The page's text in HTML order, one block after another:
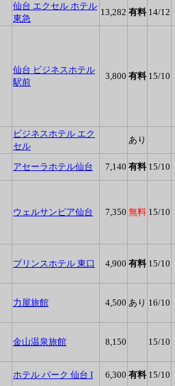
仙台 エクセル ホテル
東急
13,282 有料 14/12
仙台 ビジネスホテル
駅前
3,800 有料 15/10
ビジネスホテル エク
セル
あり
アセーラホテル仙台 7,140 有料 15/10
ウェルサンピア仙台 7,350 無料 15/10
プリンスホテル 東口 4,900 有料 15/10
力屋旅館 4,500 あり 16/10
金山温泉旅館 8,150 15/10
ホテル パーク 仙台 I 6,300 有料 15/10